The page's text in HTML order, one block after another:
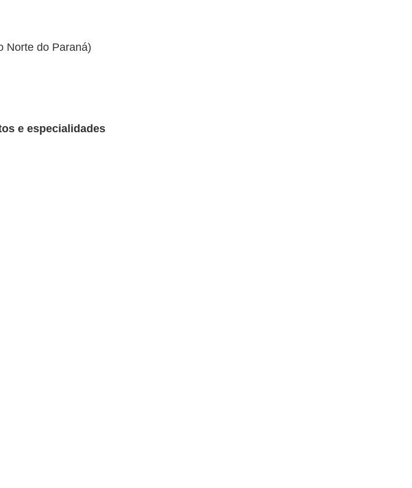
do Paraná)
e especialidades